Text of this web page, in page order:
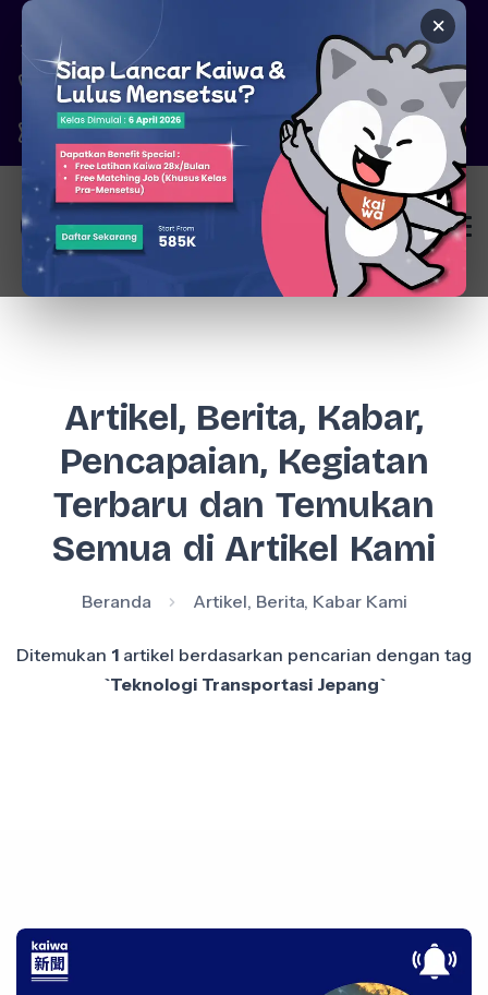
×
Pare, Kediri - Jawa Timur
6287777326344
marketing@kaiwa.id
Login
Artikel, Berita, Kabar,
Pencapaian, Kegiatan
Terbaru dan Temukan
Semua di Artikel Kami
Beranda Artikel, Berita, Kabar Kami
Ditemukan 1 artikel berdasarkan pencarian dengan tag
`Teknologi Transportasi Jepang`